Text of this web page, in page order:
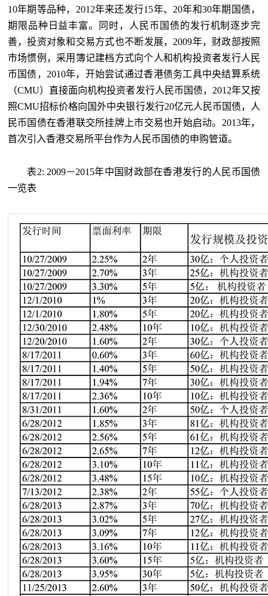
10年期等品种，2012年来还发行15年、20年和30年期国债，
期限品种日益丰富。同时，人民币国债的发行机制逐步完
善，投资对象和交易方式也不断发展，2009年，财政部按照
市场惯例，采用簿记建档方式向个人和机构投资者发行人民
币国债，2010年，开始尝试通过香港债务工具中央结算系统
（CMU）直接面向机构投资者发行人民币国债，2012年又按
照CMU招标价格向国外中央银行发行20亿元人民币国债，人
民币国债在香港联交所挂牌上市交易也开始启动。2013年，
首次引入香港交易所平台作为人民币国债的申购管道。
表2: 2009－2015年中国财政部在香港发行的人民币国债
一览表